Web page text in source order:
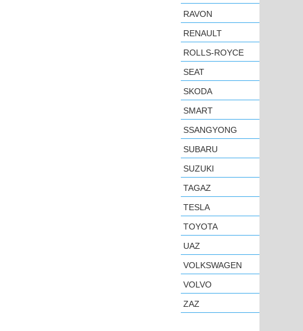
RAVON
RENAULT
ROLLS-ROYCE
SEAT
SKODA
SMART
SSANGYONG
SUBARU
SUZUKI
TAGAZ
TESLA
TOYOTA
UAZ
VOLKSWAGEN
VOLVO
ZAZ